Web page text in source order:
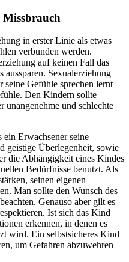
Missbrauch
in erster Linie als etwas
verbunden werden.
auf keinen Fall das
aussparen. Sexualerziehung
seine Gefühle sprechen lernt
Den Kindern sollte
unangenehme und schlechte
ein Erwachsener seine
geistige Überlegenheit, sowie
die Abhängigkeit eines Kindes
Bedürfnisse benutzt. Als
seinen eigenen
Man sollte den Wunsch des
Genauso aber gilt es
Ist sich das Kind
erkennen, in denen es
wird. Ein selbstsicheres Kind
um Gefahren abzuwehren